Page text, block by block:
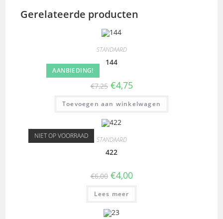
Gerelateerde producten
AANBIEDING!
STANDAARD
144
€7,25 €4,75
Toevoegen aan winkelwagen
NIET OP VOORRAAD STANDAARD
422
€6,00 €4,00
Lees meer